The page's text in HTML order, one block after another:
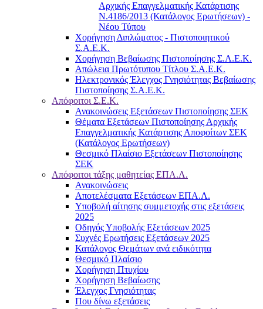
Αρχικής Επαγγελματικής Κατάρτισης
Ν.4186/2013 (Κατάλογος Ερωτήσεων) -
Νέου Τύπου
Χορήγηση Διπλώματος - Πιστοποιητικού
Σ.Α.Ε.Κ.
Χορήγηση Βεβαίωσης Πιστοποίησης Σ.Α.Ε.Κ.
Απώλεια Πρωτότυπου Τίτλου Σ.Α.Ε.Κ.
Ηλεκτρονικός Έλεγχος Γνησιότητας Βεβαίωσης
Πιστοποίησης Σ.Α.Ε.Κ.
Απόφοιτοι Σ.Ε.Κ.
Ανακοινώσεις Εξετάσεων Πιστοποίησης ΣΕΚ
Θέματα Εξετάσεων Πιστοποίησης Αρχικής
Επαγγελματικής Κατάρτισης Αποφοίτων ΣΕΚ
(Κατάλογος Ερωτήσεων)
Θεσμικό Πλαίσιο Εξετάσεων Πιστοποίησης
ΣΕΚ
Απόφοιτοι τάξης μαθητείας ΕΠΑ.Λ.
Ανακοινώσεις
Αποτελέσματα Εξετάσεων ΕΠΑ.Λ.
Υποβολή αίτησης συμμετοχής στις εξετάσεις
2025
Οδηγός Υποβολής Εξετάσεων 2025
Συχνές Ερωτήσεις Εξετάσεων 2025
Κατάλογος Θεμάτων ανά ειδικότητα
Θεσμικό Πλαίσιο
Χορήγηση Πτυχίου
Χορήγηση Βεβαίωσης
Έλεγχος Γνησιότητας
Που δίνω εξετάσεις